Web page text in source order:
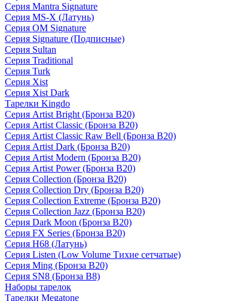
Серия Mantra Signature
Серия MS-X (Латунь)
Серия OM Signature
Серия Signature (Подписные)
Серия Sultan
Серия Traditional
Серия Turk
Серия Xist
Серия Xist Dark
Тарелки Kingdo
Серия Artist Bright (Бронза B20)
Серия Artist Classic (Бронза B20)
Серия Artist Classic Raw Bell (Бронза B20)
Серия Artist Dark (Бронза B20)
Серия Artist Modern (Бронза B20)
Серия Artist Power (Бронза B20)
Серия Collection (Бронза B20)
Серия Collection Dry (Бронза B20)
Серия Collection Extreme (Бронза B20)
Серия Collection Jazz (Бронза B20)
Серия Dark Moon (Бронза B20)
Серия FX Series (Бронза B20)
Серия H68 (Латунь)
Серия Listen (Low Volume Тихие сетчатые)
Серия Ming (Бронза B20)
Серия SN8 (Бронза B8)
Наборы тарелок
Тарелки Megatone